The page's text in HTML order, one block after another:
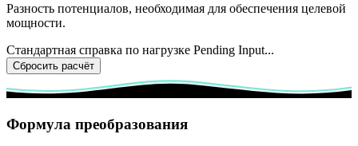
Разность потенциалов, необходимая для обеспечения целевой
мощности.
Стандартная справка по нагрузке Pending Input...
Сбросить расчёт
Формула преобразования